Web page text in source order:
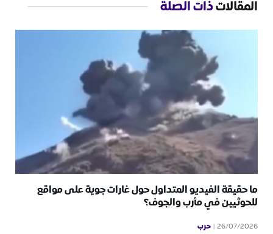
المقالاتذات الصلة
ما حقيقة الفيديو المتداول حول غارات جوية على مواقع
للحوثيين في مأرب والجوف؟
26/07/2026 حرب